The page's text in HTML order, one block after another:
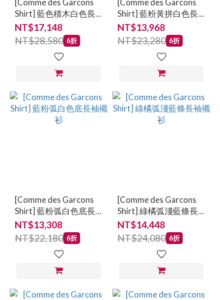
[Comme des Garcons
Shirt] 藍色積木白色長
袖襯衫
NT$17,148
NT$28,580 6折
[Comme des Garcons
Shirt] 藍粉黃拼白色長
袖襯衫
NT$13,968
NT$23,280 6折
[Comme des Garcons
Shirt] 藍粉弧白色底長
袖襯衫
NT$13,308
NT$22,180 6折
[Comme des Garcons
Shirt] 綠橘弧淺藍條長
袖襯衫
NT$14,448
NT$24,080 6折